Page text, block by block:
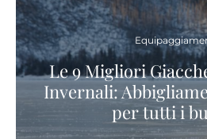
Le 9 Migliori
Invernali:
per tutti i